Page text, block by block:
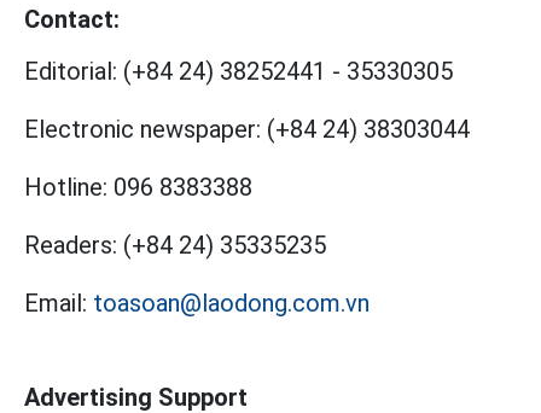
Contact:
Editorial: (+84 24) 38252441 - 35330305
Electronic newspaper: (+84 24) 38303044
Hotline: 096 8383388
Readers: (+84 24) 35335235
Email: toasoan@laodong.com.vn
Advertising Support